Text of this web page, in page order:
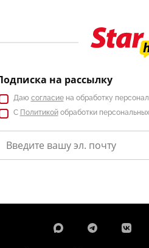
на рассылку
Даю согласиена обработку
С Политикойобработки